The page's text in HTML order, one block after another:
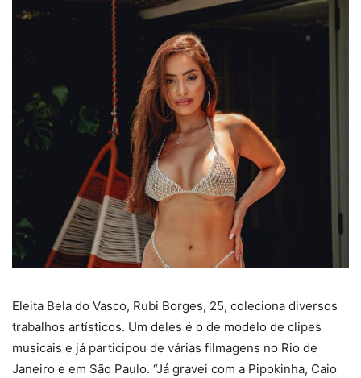
Eleita Bela do Vasco, Rubi Borges, 25, coleciona diversos
trabalhos artísticos. Um deles é o de modelo de clipes
musicais e já participou de várias filmagens no Rio de
Janeiro e em São Paulo. “Já gravei com a Pipokinha, Caio